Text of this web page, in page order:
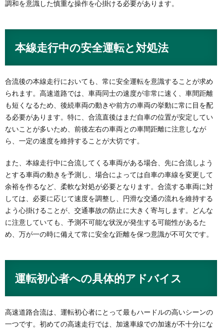
調和を意識した慎重な操作を心掛ける必要があります。
本線走行中の安全運転と対処法
合流後の本線走行においても、常に安全運転を意識することが求め
られます。高速道路では、車両同士の速度が非常に速く、車間距離
も短くなるため、後続車両の動きや前方の車両の挙動に常に目を配
る必要があります。特に、合流直後はまだ自車の位置が安定してい
ないことが多いため、前後左右の車両との車間距離に注意しなが
ら、一定の速度を維持することが大切です。
また、本線走行中に合流してくる車両がある場合、先に合流しよう
とする車両の動きを予測し、場合によっては自車の車線を変更して
余裕を作るなど、柔軟な対処が必要となります。合流する車両に対
しては、必要に応じて速度を調整し、円滑な交通の流れを維持する
よう心掛けることが、交通事故の防止に大きく寄与します。どんな
に注意していても、予測不可能な状況が発生する可能性があるた
め、万が一の時に備えて常に安全な距離を保つ意識が不可欠です。
運転初心者への具体的アドバイス
高速道路合流は、運転初心者にとって最もハードルの高いシーンの
一つです。初めての高速走行では、加速車線での加速が不十分にな